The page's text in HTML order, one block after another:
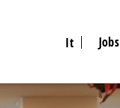
It Jobs